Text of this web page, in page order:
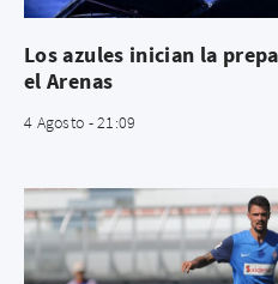
Los azules inician la
el Arenas
4 Agosto - 21:09